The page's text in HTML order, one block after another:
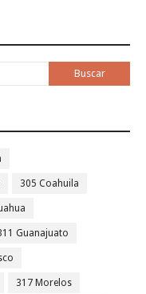
305 Coahuila
Guanajuato
317 Morelos